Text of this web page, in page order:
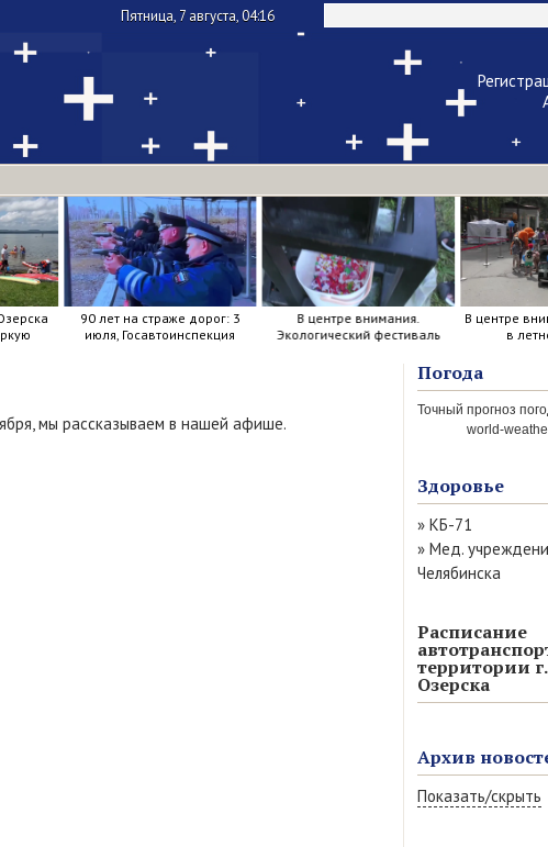
Пятница, 7 августа, 04:16
Чужой
Напомнить
90 лет на страже дорог: 3
июля, Госавтоинспекция
В центре внимания.
Экологический фестиваль
В центре
в
мы рассказываем в нашей афише.
Погода
world-
Здоровье
» КБ-71
» Мед.
Челябинска
Расписание
территории г.
Озерска
Архив
Показать/скрыть